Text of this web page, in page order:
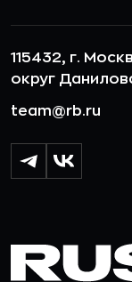
115432, г.
округ
team@rb.ru